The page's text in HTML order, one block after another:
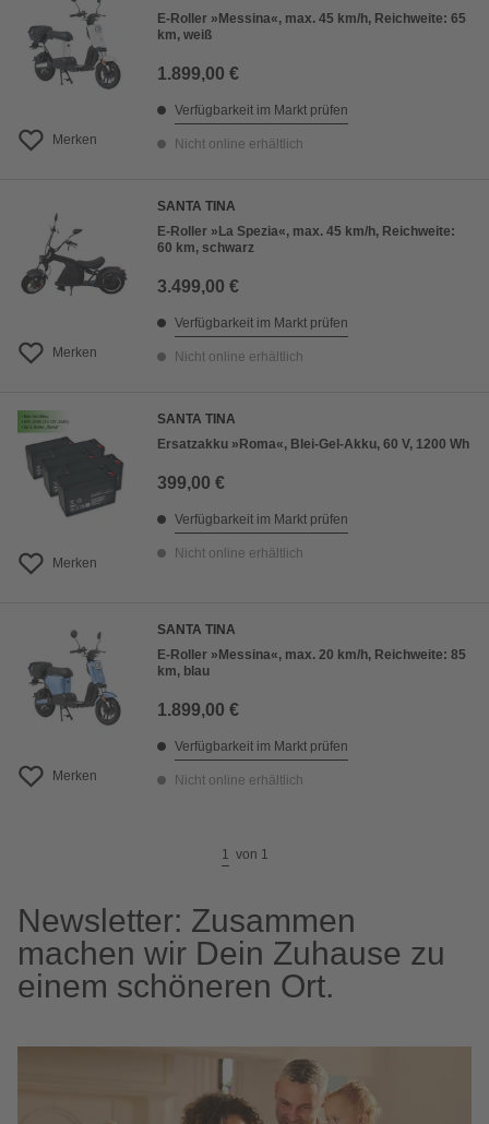
Merken
E-Roller »Messina«, max. 45 km/h, Reichweite: 65
km, weiß
1.899,00 €
Verfügbarkeit im Markt prüfen
Nicht online erhältlich
Merken
SANTA TINA
E-Roller »La Spezia«, max. 45 km/h, Reichweite:
60 km, schwarz
3.499,00 €
Verfügbarkeit im Markt prüfen
Nicht online erhältlich
Merken
SANTA TINA
Ersatzakku »Roma«, Blei-Gel-Akku, 60 V, 1200 Wh
399,00 €
Verfügbarkeit im Markt prüfen
Nicht online erhältlich
Merken
SANTA TINA
E-Roller »Messina«, max. 20 km/h, Reichweite: 85
km, blau
1.899,00 €
Verfügbarkeit im Markt prüfen
Nicht online erhältlich
1 von 1
Newsletter: Zusammen
machen wir Dein Zuhause zu
einem schöneren Ort.